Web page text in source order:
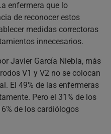
enfermera que lo
de reconocer estos
medidas correctoras
innecesarios.
Javier García Niebla, más
V1 y V2 no se colocan
El 49% de las enfermeras
Pero el 31% de los
de los cardiólogos